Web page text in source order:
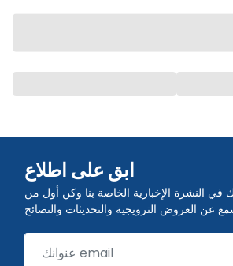
ابق على اطلاع
في النشرة الإخبارية الخاصة بنا وكن أول من
عن العروض الترويجية والتحديثات والنصائح